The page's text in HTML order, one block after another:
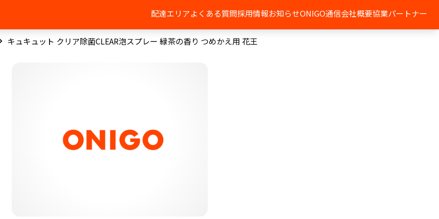
配達エリアよくある質問採用情報お知らせONIGO通信会社概要協業パートナー
キュキュット クリア除菌CLEAR泡スプレー 緑茶の香り つめかえ用 花王